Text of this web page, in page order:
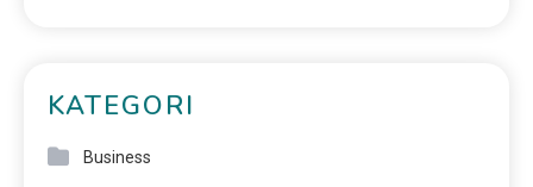
KATEGORI
Business